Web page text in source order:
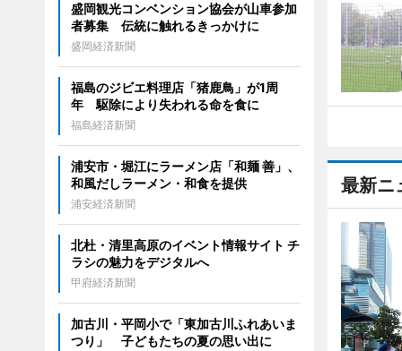
最新ニ
盛岡観光コンベンション協会が山車参加
者募集 伝統に触れるきっかけに
盛岡経済新聞
福島のジビエ料理店「猪鹿鳥」が1周
年 駆除により失われる命を食に
福島経済新聞
浦安市・堀江にラーメン店「和麺 善」、
和風だしラーメン・和食を提供
浦安経済新聞
北杜・清里高原のイベント情報サイト チ
ラシの魅力をデジタルへ
甲府経済新聞
加古川・平岡小で「東加古川ふれあいま
つり」 子どもたちの夏の思い出に